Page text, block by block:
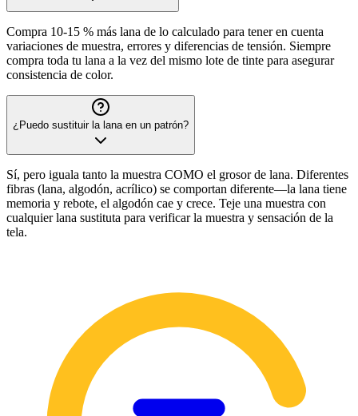
Compra 10-15 % más lana de lo calculado para tener en cuenta
variaciones de muestra, errores y diferencias de tensión. Siempre
compra toda tu lana a la vez del mismo lote de tinte para asegurar
consistencia de color.
¿Puedo sustituir la lana en un patrón?
Sí, pero iguala tanto la muestra COMO el grosor de lana. Diferentes
fibras (lana, algodón, acrílico) se comportan diferente—la lana tiene
memoria y rebote, el algodón cae y crece. Teje una muestra con
cualquier lana sustituta para verificar la muestra y sensación de la
tela.